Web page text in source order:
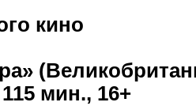
кино
мин., 16+